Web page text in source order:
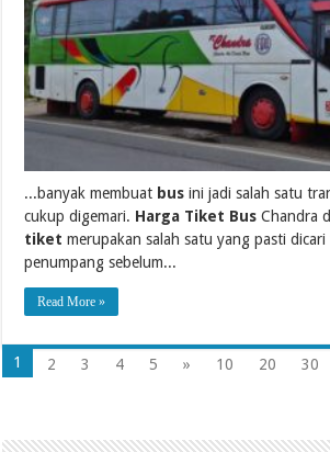
...banyak membuat bus ini jadi salah satu
cukup digemari. Harga Tiket Bus Chandra
tiket merupakan salah satu yang pasti
penumpang sebelum...
Read More »
1 2 3 4 5 » 10 20 30